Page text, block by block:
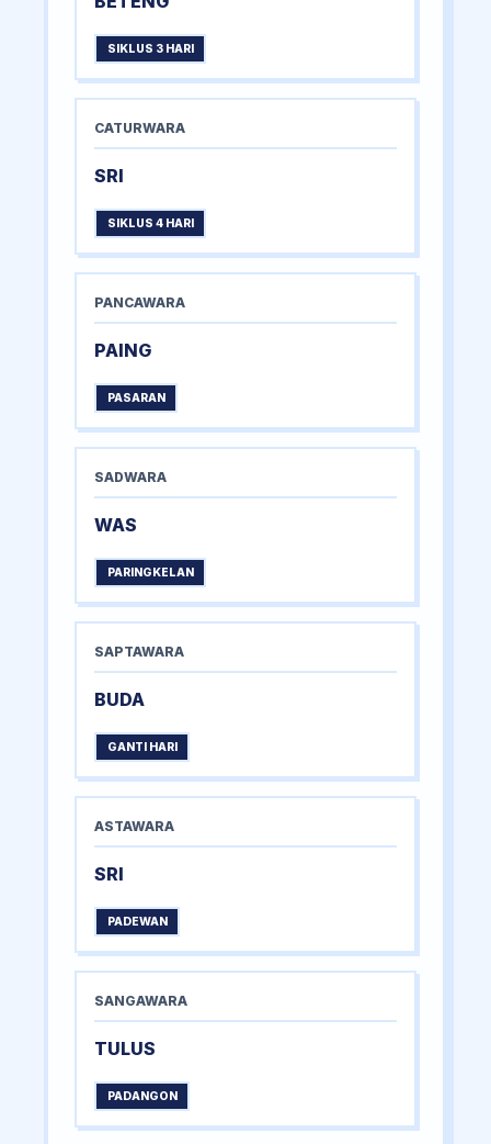
SIKLUS 3 HARI
CATURWARA
SRI
SIKLUS 4 HARI
PANCAWARA
PAING
PASARAN
SADWARA
WAS
PARINGKELAN
SAPTAWARA
BUDA
GANTI HARI
ASTAWARA
SRI
PADEWAN
SANGAWARA
TULUS
PADANGON